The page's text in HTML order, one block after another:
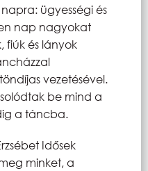
ügyességi és
nap nagyokat
fiúk és lányok
vezetésével.
be mind a
a táncba.
Idősek
minket, a